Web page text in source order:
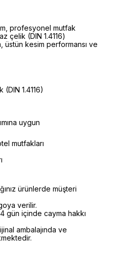
profesyonel mutfak
çelik (DIN 1.4116)
üstün kesim performansı ve
(DIN 1.4116)
uygun
mutfakları
ürünlerde müşteri
verilir.
gün içinde cayma hakkı
ambalajında ve